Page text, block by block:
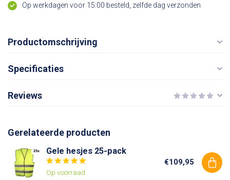
Op werkdagen voor 15:00 besteld, zelfde dag verzonden
Productomschrijving
Specificaties
Reviews
Gerelateerde producten
Gele hesjes 25-pack
Op voorraad
€109,95